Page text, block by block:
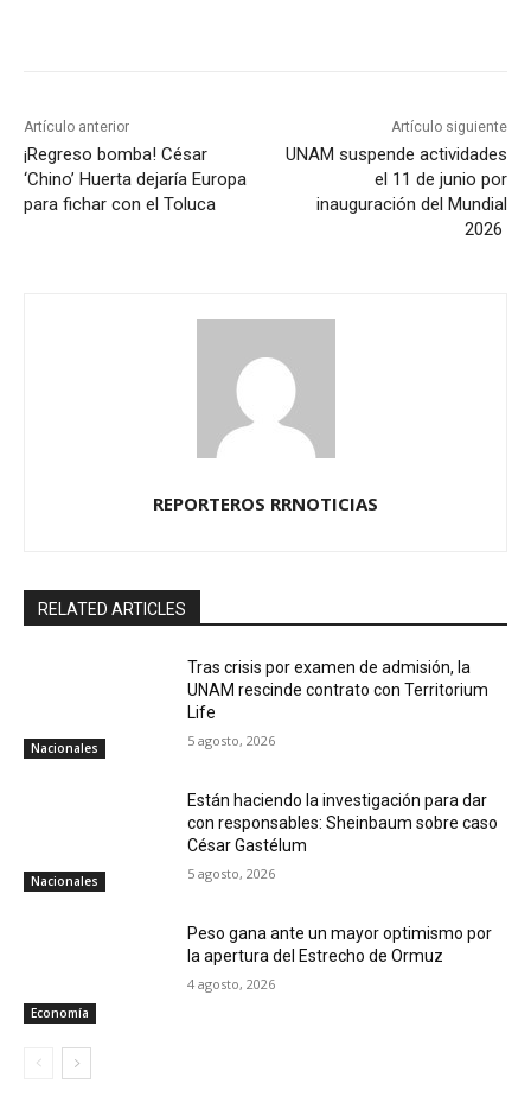
Artículo anterior
¡Regreso bomba! César
‘Chino’ Huerta dejaría Europa
para fichar con el Toluca
Artículo siguiente
UNAM suspende actividades
el 11 de junio por
inauguración del Mundial
2026
REPORTEROS RRNOTICIAS
RELATED ARTICLES
Nacionales
Tras crisis por examen de admisión, la
UNAM rescinde contrato con Territorium
Life
5 agosto, 2026
Nacionales
Están haciendo la investigación para dar
con responsables: Sheinbaum sobre caso
César Gastélum
5 agosto, 2026
Economía
Peso gana ante un mayor optimismo por
la apertura del Estrecho de Ormuz
4 agosto, 2026